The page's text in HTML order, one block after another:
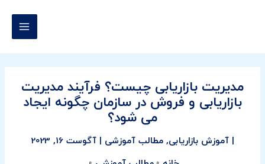
مدیریت بازاریابی چیست؟ فرآیند مدیریت
بازاریابی و فروش در سازمان چگونه ایجاد
می شود؟
آموزش بازاریابی, مطالب آموزشی
آگوست 16, 2023